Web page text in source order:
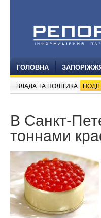
ГОЛОВНА
ВЛАДА ТА ПОЛІТИКА ПОДІЇ
В Санкт-
тоннами